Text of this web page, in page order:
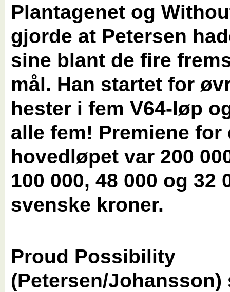
Plantagenet og
gjorde at Petersen
sine blant de fire
mål. Han startet for
hester i fem V64-løp
alle fem! Premiene for
hovedløpet var 200
100 000, 48 000 og 32
svenske kroner.
Proud Possibility
(Petersen/Johansson)